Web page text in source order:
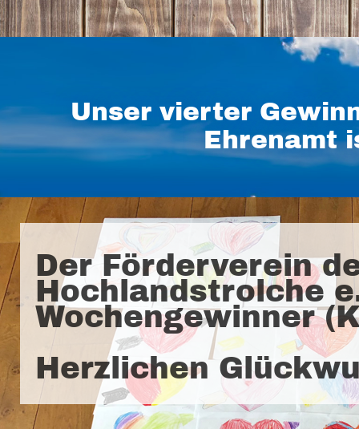
Unser vierter
Ehrenamt
Der Förderverein
Hochlandstrolche
Wochengewinner
Herzlichen